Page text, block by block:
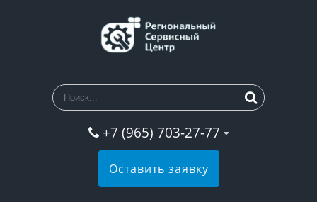
+7 (965) 703-27-77
Оставить заявку